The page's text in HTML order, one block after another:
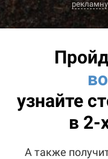
узнайте
в 2-
А также